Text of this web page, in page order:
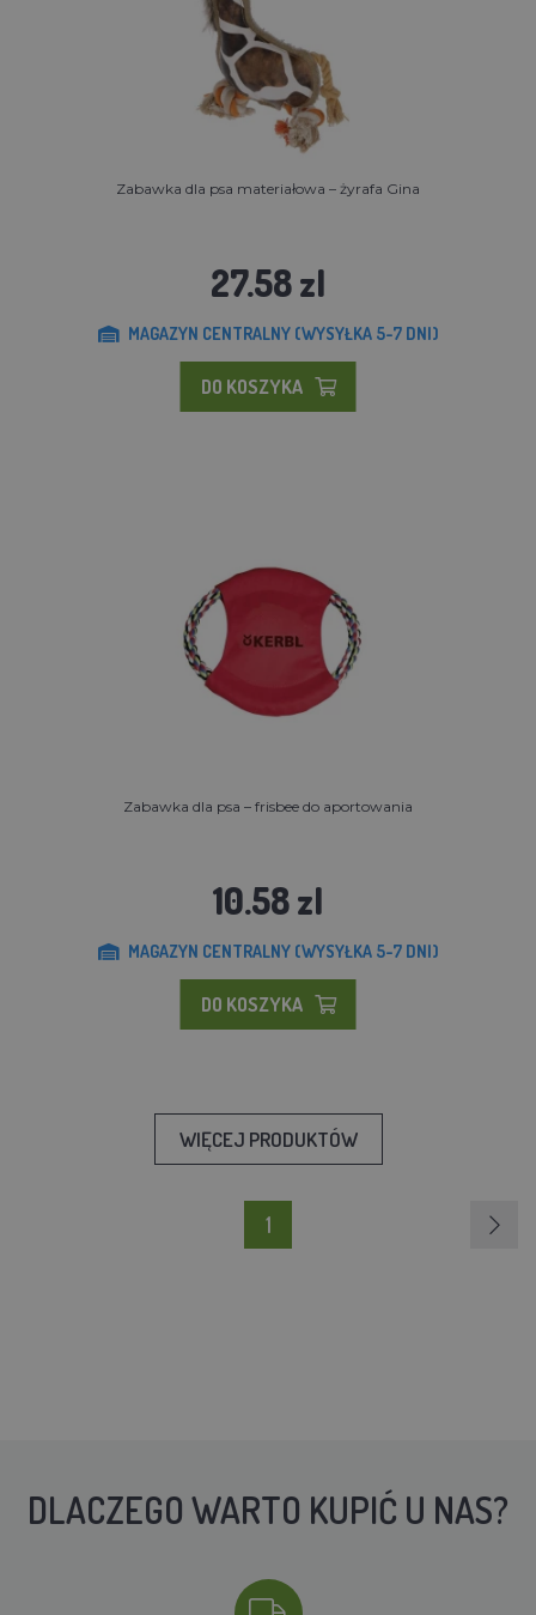
Zabawka dla psa materiałowa – żyrafa Gina
27.58 zl
MAGAZYN CENTRALNY (WYSYŁKA 5-7 DNI)
DO KOSZYKA
Zabawka dla psa – frisbee do aportowania
10.58 zl
MAGAZYN CENTRALNY (WYSYŁKA 5-7 DNI)
DO KOSZYKA
WIĘCEJ PRODUKTÓW
1
DLACZEGO WARTO KUPIĆ U NAS?